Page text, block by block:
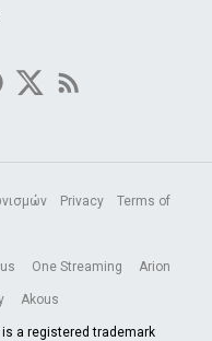
Privacy Terms of
One Streaming Arion
Akous
is a registered trademark